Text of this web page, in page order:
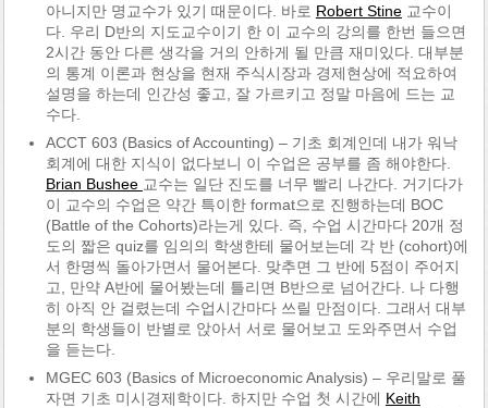
아니지만 명교수가 있기 때문이다. 바로 Robert Stine교수이
다. 우리 D반의 지도교수이기 한 이 교수의 강의를 한번 들으면
2시간 동안 다른 생각을 거의 안하게 될 만큼 재미있다. 대부분
의 통계 이론과 현상을 현재 주식시장과 경제현상에 적요하여
설명을 하는데 인간성 좋고, 잘 가르키고 정말 마음에 드는 교
수다.
ACCT 603 (Basics of Accounting) – 기초 회계인데 내가 워낙
회계에 대한 지식이 없다보니 이 수업은 공부를 좀 해야한다.
Brian Bushee 교수는 일단 진도를 너무 빨리 나간다. 거기다가
이 교수의 수업은 약간 특이한 format으로 진행하는데 BOC
(Battle of the Cohorts)라는게 있다. 즉, 수업 시간마다 20개 정
도의 짧은 quiz를 임의의 학생한테 물어보는데 각 반 (cohort)에
서 한명씩 돌아가면서 물어본다. 맞추면 그 반에 5점이 주어지
고, 만약 A반에 물어봤는데 틀리면 B반으로 넘어간다. 나 다행
히 아직 안 걸렸는데 수업시간마다 쓰릴 만점이다. 그래서 대부
분의 학생들이 반별로 앉아서 서로 물어보고 도와주면서 수업
을 듣는다.
MGEC 603 (Basics of Microeconomic Analysis) – 우리말로 풀
자면 기초 미시경제학이다. 하지만 수업 첫 시간에 Keith